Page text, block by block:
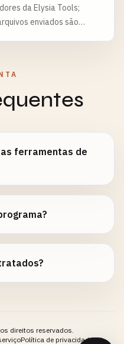
da Elysia Tools;
enviados são
ferramentas de
direitos reservados.
Política de privacidade